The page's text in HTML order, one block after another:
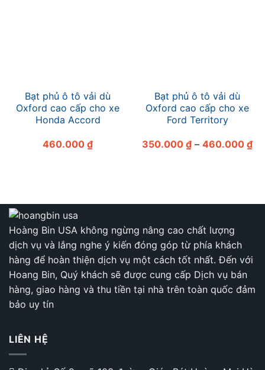
Bạt phủ ô tô vải dù
Oxford cao cấp cho xe
Honda Accord
460.000 ₫
Bạt phủ ô tô vải dù
Oxford cao cấp cho xe
Ford Territory
350.000 ₫ – 460.000 ₫
Hoàng Bin USA không ngừng nâng cao chất lượng
dịch vụ và lắng nghe ý kiến đóng góp từ phía khách
hàng để hoàn thiện dịch vụ một cách tốt nhất. Đến với
Hoang Bin, Quý khách sẽ được cung cấp Dịch vụ bán
hàng, giao hàng và thu tiền tại nhà trên toàn quốc đảm
bảo uy tín
LIÊN HỆ